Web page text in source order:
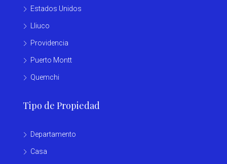
Estados Unidos
Lliuco
Providencia
Puerto Montt
Quemchi
Tipo de Propiedad
Departamento
Casa